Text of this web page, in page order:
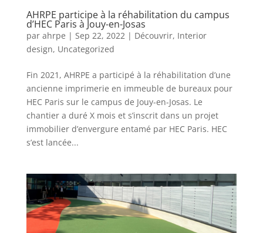
AHRPE participe à la réhabilitation du campus
d’HEC Paris à Jouy-en-Josas
par ahrpe | Sep 22, 2022| Découvrir, Interior
design, Uncategorized
Fin 2021, AHRPE a participé à la réhabilitation d’une
ancienne imprimerie en immeuble de bureaux pour
HEC Paris sur le campus de Jouy-en-Josas. Le
chantier a duré X mois et s’inscrit dans un projet
immobilier d’envergure entamé par HEC Paris. HEC
s’est lancée...